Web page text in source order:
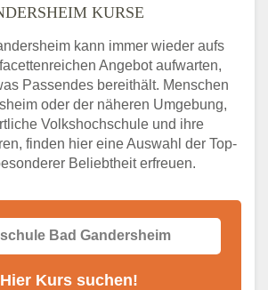
Bad Gandersheim Kurssuche
Gandersheim Kurse
Gandersheim – Öffnungszeiten
der Volkshochschule Bad
zum VHS Programm 2026 in
KURSE
kann immer wieder aufs
Angebot aufwarten,
Passendes bereithält. Menschen
oder der näheren Umgebung,
Volkshochschule und ihre
finden hier eine Auswahl der Top-
Beliebtheit erfreuen.